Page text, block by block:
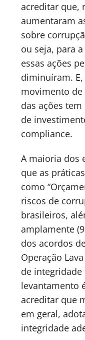
acreditar que,
aumentaram
sobre
ou seja, para
essas ações
diminuíram.
movimento
das ações
de
compliance.
A maioria dos
que as
como
riscos de
brasileiros,
amplamente
dos acordos
Operação
de
levantamento
acreditar que
em geral,
integridade